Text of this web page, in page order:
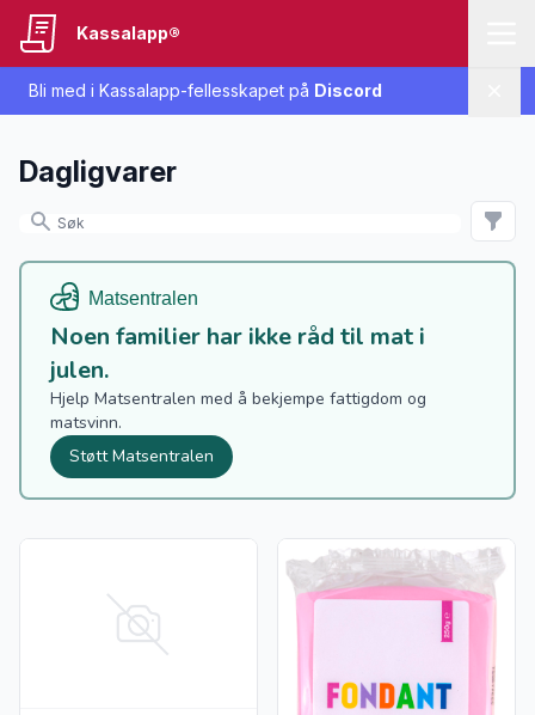
Bli med i Kassalapp-fellesskapet på Discord
Kassalapp®
Dagligvarer
Noen familier har ikke råd til mat i
julen.
Hjelp Matsentralen med å bekjempe fattigdom og
matsvinn.
Støtt Matsentralen
Vis flere detaljer for produktet "Dr. Oetker Hvit
Vis flere detaljer for